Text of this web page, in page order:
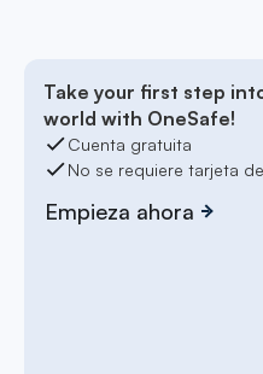
Take your first step
world with OneSafe!
Cuenta gratuita
No se requiere tarjeta
Empieza ahora